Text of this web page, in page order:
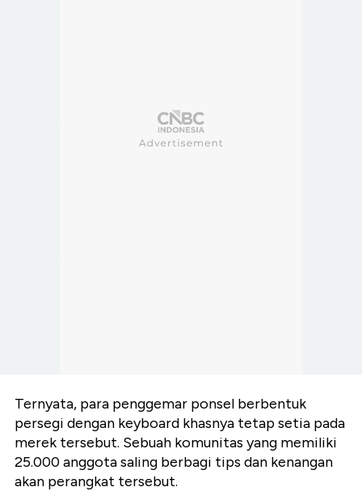
Ternyata, para penggemar ponsel berbentuk
persegi dengan keyboard khasnya tetap setia pada
merek tersebut. Sebuah komunitas yang memiliki
25.000 anggota saling berbagi tips dan kenangan
akan perangkat tersebut.